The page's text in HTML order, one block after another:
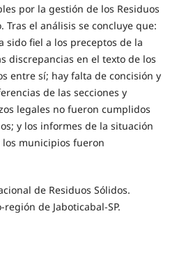
por la gestión de los Residuos
Tras el análisis se concluye que:
sido fiel a los preceptos de la
discrepancias en el texto de los
entre sí; hay falta de concisión y
de las secciones y
legales no fueron cumplidos
y los informes de la situación
municipios fueron
de Residuos Sólidos.
de Jaboticabal-SP.